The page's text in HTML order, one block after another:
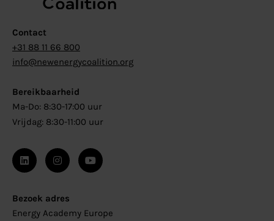
Contact
+31 88 11 66 800
info@newenergycoalition.org
Bereikbaarheid
Ma-Do: 8:30-17:00 uur
Vrijdag: 8:30-11:00 uur
Bezoek adres
Energy Academy Europe